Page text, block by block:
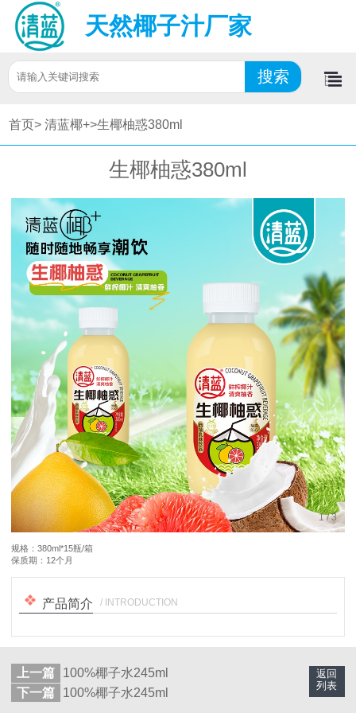
天然椰子汁厂家
首页> 清蓝椰+>生椰柚惑380ml
生椰柚惑380ml
1/3
规格：380ml*15瓶/箱
保质期：12个月
产品简介 / INTRODUCTION
返回
列表
上一篇
100%椰子水245ml
下一篇
100%椰子水245ml